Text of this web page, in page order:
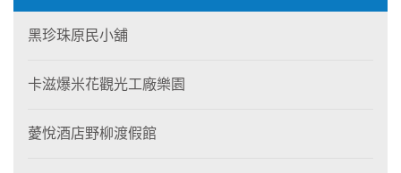
黑珍珠原民小舖
卡滋爆米花觀光工廠樂園
薆悅酒店野柳渡假館